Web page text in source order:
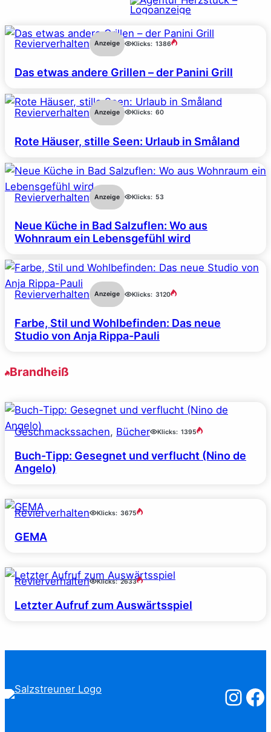
Revierverhalten Anzeige Klicks: 1386
Das etwas andere Grillen – der Panini Grill
Revierverhalten Anzeige Klicks: 60
Rote Häuser, stille Seen: Urlaub in Småland
Revierverhalten Anzeige Klicks: 53
Neue Küche in Bad Salzuflen: Wo aus
Wohnraum ein Lebensgefühl wird
Revierverhalten Anzeige Klicks: 3120
Farbe, Stil und Wohlbefinden: Das neue
Studio von Anja Rippa-Pauli
Brandheiß
Geschmackssachen, Bücher Klicks: 1395
Buch-Tipp: Gesegnet und verflucht (Nino de
Angelo)
Revierverhalten Klicks: 3675
GEMA
Revierverhalten Klicks: 2633
Letzter Aufruf zum Auswärtsspiel